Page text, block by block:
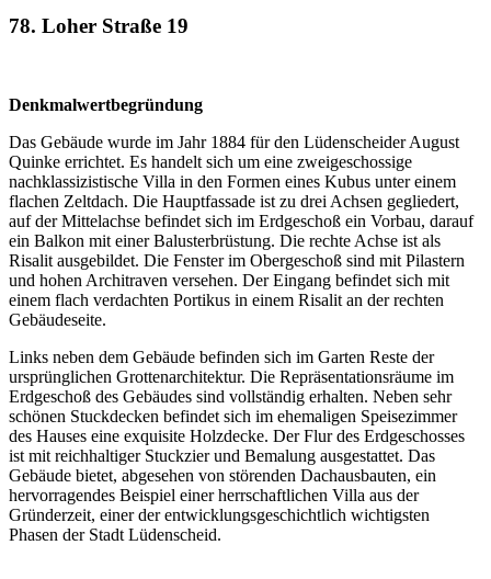
78. Loher Straße 19
Denkmalwertbegründung
Das Gebäude wurde im Jahr 1884 für den Lüdenscheider August
Quinke errichtet. Es handelt sich um eine zweigeschossige
nachklassizistische Villa in den Formen eines Kubus unter einem
flachen Zeltdach. Die Hauptfassade ist zu drei Achsen gegliedert,
auf der Mittelachse befindet sich im Erdgeschoß ein Vorbau, darauf
ein Balkon mit einer Balusterbrüstung. Die rechte Achse ist als
Risalit ausgebildet. Die Fenster im Obergeschoß sind mit Pilastern
und hohen Architraven versehen. Der Eingang befindet sich mit
einem flach verdachten Portikus in einem Risalit an der rechten
Gebäudeseite.
Links neben dem Gebäude befinden sich im Garten Reste der
ursprünglichen Grottenarchitektur. Die Repräsentationsräume im
Erdgeschoß des Gebäudes sind vollständig erhalten. Neben sehr
schönen Stuckdecken befindet sich im ehemaligen Speisezimmer
des Hauses eine exquisite Holzdecke. Der Flur des Erdgeschosses
ist mit reichhaltiger Stuckzier und Bemalung ausgestattet. Das
Gebäude bietet, abgesehen von störenden Dachausbauten, ein
hervorragendes Beispiel einer herrschaftlichen Villa aus der
Gründerzeit, einer der entwicklungsgeschichtlich wichtigsten
Phasen der Stadt Lüdenscheid.